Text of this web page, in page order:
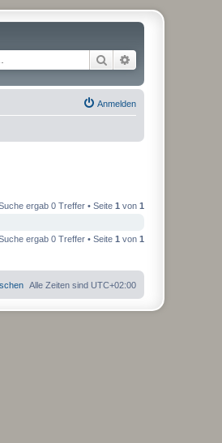
Suche
Anmelden
ergab 0 Treffer • Seite 1 von 1
ergab 0 Treffer • Seite 1 von 1
Alle Zeiten sind UTC+02:00